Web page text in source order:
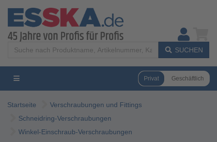
SUCHEN
Privat Geschäftlich
Startseite
Verschraubungen und Fittings
Schneidring-Verschraubungen
Winkel-Einschraub-Verschraubungen